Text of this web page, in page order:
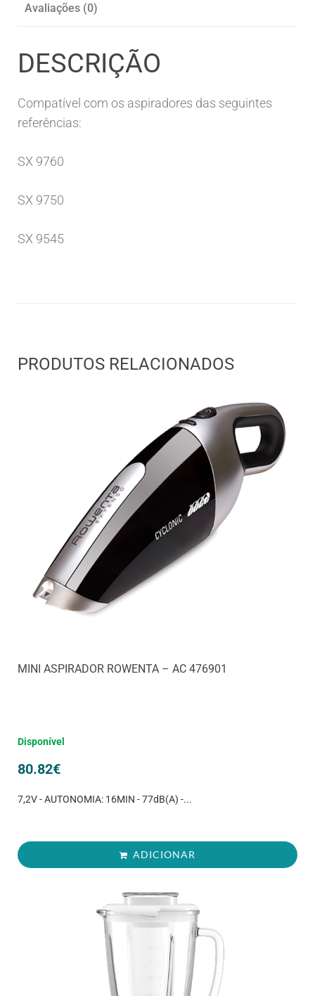
Avaliações (0)
DESCRIÇÃO
Compatível com os aspiradores das seguintes
referências:
SX 9760
SX 9750
SX 9545
PRODUTOS RELACIONADOS
MINI ASPIRADOR ROWENTA – AC 476901
Disponível
80.82€
7,2V - AUTONOMIA: 16MIN - 77dB(A) -...
ADICIONAR